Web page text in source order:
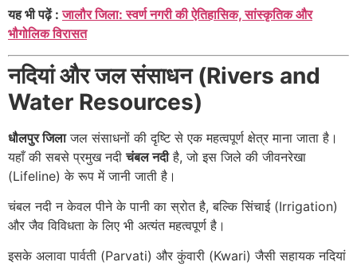
यह भी पढ़ें :जालौर जिला: स्वर्ण नगरी की ऐतिहासिक, सांस्कृतिक और
भौगोलिक विरासत
नदियां और जल संसाधन (Rivers and
Water Resources)
धौलपुर जिलाजल संसाधनों की दृष्टि से एक महत्वपूर्ण क्षेत्र माना जाता है।
यहाँ की सबसे प्रमुख नदीचंबल नदीहै, जो इस जिले की जीवनरेखा
(Lifeline) के रूप में जानी जाती है।
चंबल नदी न केवल पीने के पानी का स्रोत है, बल्कि सिंचाई (Irrigation)
और जैव विविधता के लिए भी अत्यंत महत्वपूर्ण है।
इसके अलावा पार्वती (Parvati) और कुंवारी (Kwari) जैसी सहायक नदियां